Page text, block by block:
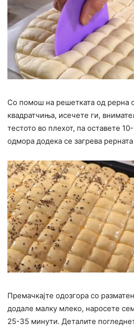
Со помош на решетката од рерна
квадратчиња, исечете ги,
тестото во плехот, па оставете
одмора додека се загрева
Премачкајте одозгора со
додале малку млеко, наросете
25-35 минути. Деталите